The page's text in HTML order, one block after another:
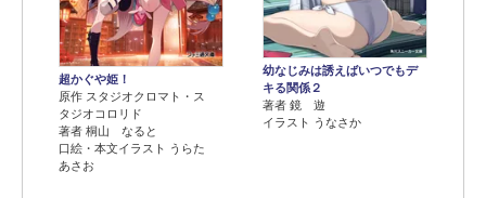
超かぐや姫！
原作 スタジオクロマト・ス
タジオコロリド
著者 桐山 なると
口絵・本文イラスト うらた
あさお
幼なじみは誘えばいつでもデ
キる関係２
著者 鏡 遊
イラスト うなさか